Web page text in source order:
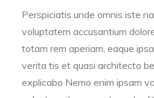
Perspiciatis unde omnis iste
voluptatem accusantium
totam rem aperiam, eaque
verita tis et quasi architecto
explicabo Nemo enim ipsam